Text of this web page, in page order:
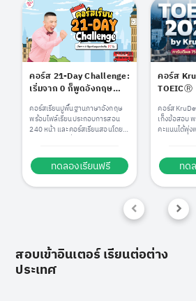
คอร์ส 21-Day Challenge:
เริ่มจาก 0 ก็พูดอังกฤษ
คล่องใน 21 วัน by
KruDew
คอร์สเรียนปูพื้นฐานภาษาอังกฤษ
พร้อมไฟล์เรียนประกอบการสอน
240 หน้า และคอร์สเรียนสอนโดย
ทดลองเรียนฟรี
คอร์ส
TOEICⓇ
คอร์ส
เก็งข้อสอบ
คะแนนได้พุ่ง
ทด
สอบเข้าอินเตอร์ เรียนต่อต่าง
ประเทศ